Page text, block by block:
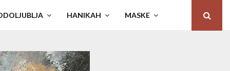
HANIKAH MASKE